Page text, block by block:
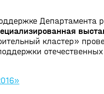
кластер»